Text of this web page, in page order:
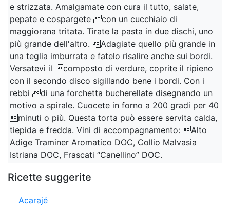
e strizzata. Amalgamate con cura il tutto, salate,
pepate e cospargete con un cucchiaio di
maggiorana tritata. Tirate la pasta in due dischi, uno
più grande dell'altro. Adagiate quello più grande in
una teglia imburrata e fatelo risalire anche sui bordi.
Versatevi il composto di verdure, coprite il ripieno
con il secondo disco sigillando bene i bordi. Con i
rebbi di una forchetta bucherellate disegnando un
motivo a spirale. Cuocete in forno a 200 gradi per 40
minuti o più. Questa torta può essere servita calda,
tiepida e fredda. Vini di accompagnamento: Alto
Adige Traminer Aromatico DOC, Collio Malvasia
Istriana DOC, Frascati “Canellino” DOC.
Ricette suggerite
Acarajé